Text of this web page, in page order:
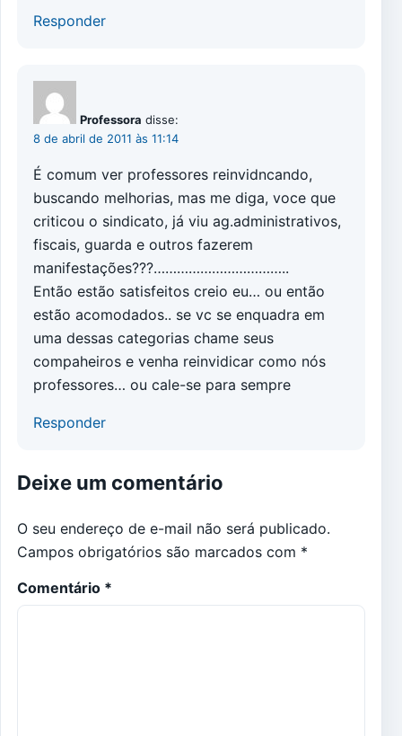
Responder
Professora disse:
8 de abril de 2011 às 11:14
É comum ver professores reinvidncando,
buscando melhorias, mas me diga, voce que
criticou o sindicato, já viu ag.administrativos,
fiscais, guarda e outros fazerem
manifestações???……………………………..
Então estão satisfeitos creio eu… ou então
estão acomodados.. se vc se enquadra em
uma dessas categorias chame seus
compaheiros e venha reinvidicar como nós
professores… ou cale-se para sempre
Responder
Deixe um comentário
O seu endereço de e-mail não será publicado.
Campos obrigatórios são marcados com *
Comentário *